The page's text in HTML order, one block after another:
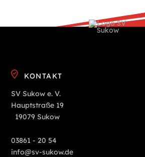
KONTAKT
SV Sukow e. V.
Hauptstraße 19
19079 Sukow
03861 - 20 54
info@sv-sukow.de